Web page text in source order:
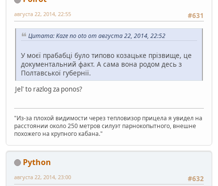
#631
августа 22, 2014, 22:55
Цитата: Kaze no oto от августа 22, 2014, 22:52
У моєї прабабці було типово козацьке прізвище, це
документальний факт. А сама вона родом десь з
Полтавської губернії.
Jel' to razlog za ponos?
"Из-за плохой видимости через тепловизор прицела я увидел на
расстоянии около 250 метров силуэт парнокопытного, внешне
похожего на крупного кабана."
Python
#632
августа 22, 2014, 23:00